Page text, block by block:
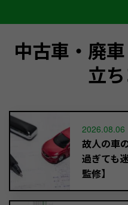
中古車・廃
立
2026.08.06
故人の車
過ぎても
監修】